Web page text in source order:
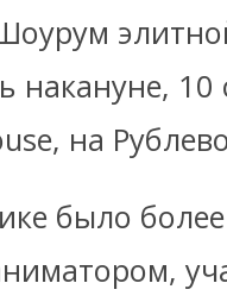
накануне,
на
было